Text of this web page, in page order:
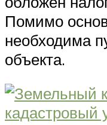
Помимо
необходима
объекта.